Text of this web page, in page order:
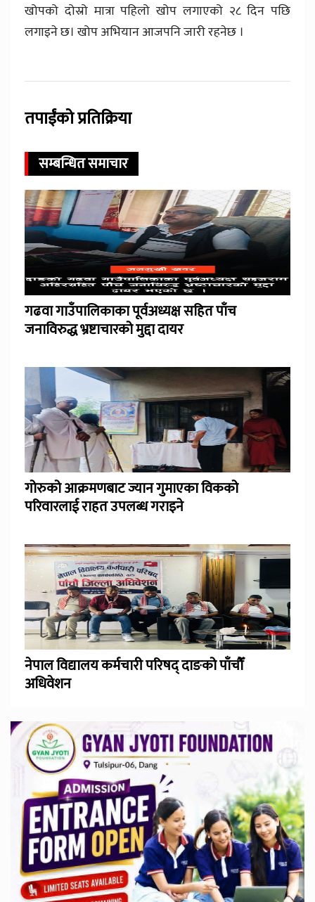
खोपको दोस्रो मात्रा पहिलो खोप लगाएको २८ दिन पछि
लगाइने छ। खोप अभियान आजपनि जारी रहनेछ ।
तपाईंको प्रतिक्रिया
सम्बन्धित समाचार
गढवा गाउँपालिकाका पूर्वअध्यक्ष सहित पाँच
जनाविरुद्ध भ्रष्टाचारको मुद्दा दायर
गोरुको आक्रमणबाट ज्यान गुमाएका विकको
परिवारलाई राहत उपलब्ध गराइने
नेपाल विद्यालय कर्मचारी परिषद् दाङको पाँचौँ
अधिवेशन